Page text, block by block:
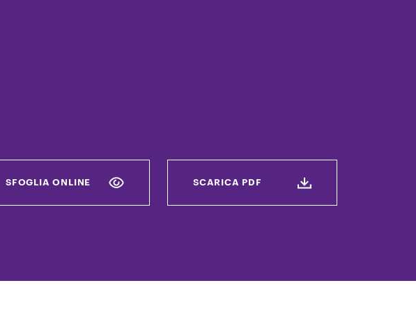
SFOGLIA ONLINE SCARICA PDF